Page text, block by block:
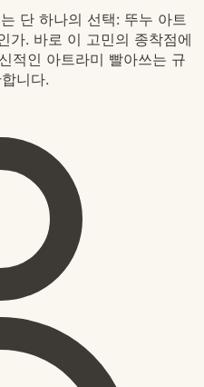
단 하나의 선택: 뚜누 아트
가. 바로 이 고민의 종착점에
적인 아트라미 빨아쓰는 규
니다.